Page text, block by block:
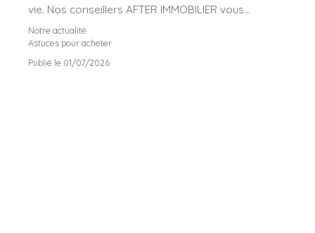
vie. Nos conseillers AFTER IMMOBILIER vous
présentent les secteurs offrant les meilleures
opportunités, de la métropole nancéienne jusqu'à
Blainville-sur-l'Eau, Bayon et Baccarat.
Notre actualité
Astuces pour acheter
Publié le 01/07/2026